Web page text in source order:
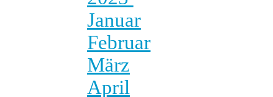
Januar
Februar
März
April